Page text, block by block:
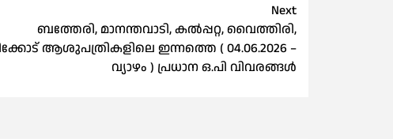
Next
ബത്തേരി, മാനന്തവാടി, കൽപ്പറ്റ, വൈത്തിരി,
ആശുപത്രികളിലെ ഇന്നത്തെ ( 04.06.2026 –
വ്യാഴം ) പ്രധാന ഒ.പി വിവരങ്ങൾ